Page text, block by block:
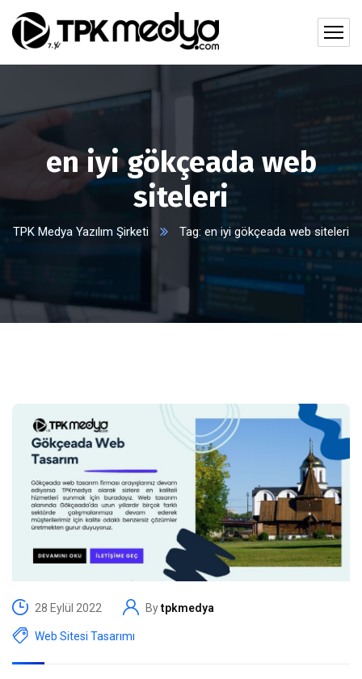
en iyi gökçeada web
siteleri
TPK Medya Yazılım Şirketi Tag: en iyi gökçeada web siteleri
28 Eylül 2022 Bytpkmedya
Web Sitesi Tasarımı